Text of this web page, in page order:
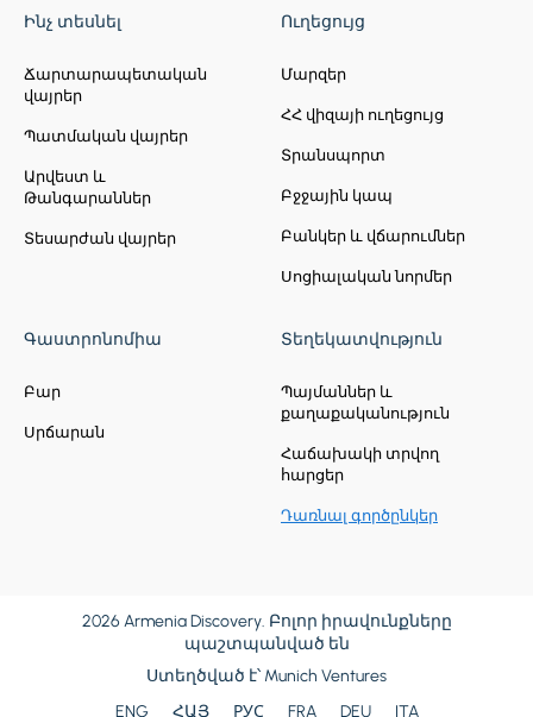
Ինչ տեսնել
Ճարտարապետական
վայրեր
Պատմական վայրեր
Արվեստ և
Թանգարաններ
Տեսարժան վայրեր
Ուղեցույց
Մարզեր
ՀՀ վիզայի ուղեցույց
Տրանսպորտ
Բջջային կապ
Բանկեր և վճարումներ
Սոցիալական նորմեր
Գաստրոնոմիա
Բար
Սրճարան
Տեղեկատվություն
Պայմաններ և
քաղաքականություն
Հաճախակի տրվող
հարցեր
Դառնալ գործընկեր
2026 Armenia Discovery. Բոլոր իրավունքները
պաշտպանված են
Ստեղծված է՝ Munich Ventures
ENG
ՀԱՅ РУС FRA DEU ITA